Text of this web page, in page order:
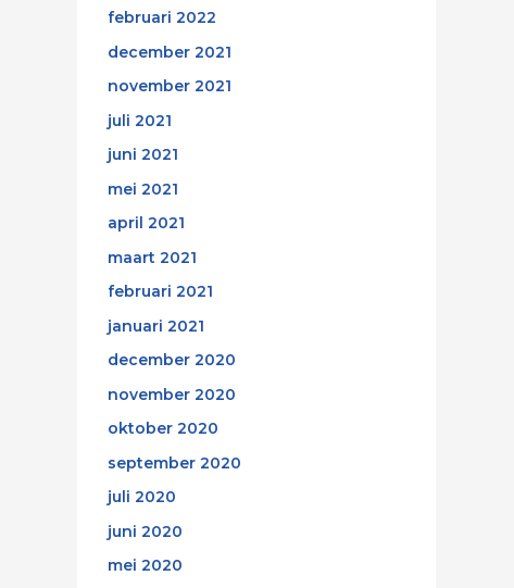
februari 2022
december 2021
november 2021
juli 2021
juni 2021
mei 2021
april 2021
maart 2021
februari 2021
januari 2021
december 2020
november 2020
oktober 2020
september 2020
juli 2020
juni 2020
mei 2020